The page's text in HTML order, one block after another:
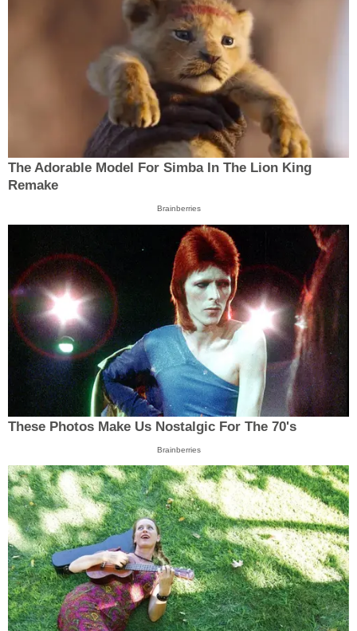
The Adorable Model For Simba In The Lion King
Remake
Brainberries
These Photos Make Us Nostalgic For The 70's
Brainberries